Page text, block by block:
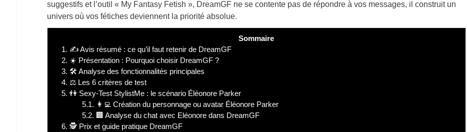
suggestifs et l’outil « My Fantasy Fetish », DreamGF ne se contente pas de répondre à vos messages, il construit un
univers où vos fétiches deviennent la priorité absolue.
Sommaire
1. ✍️ Avis résumé : ce qu’il faut retenir de DreamGF
2. ☀️ Présentation : Pourquoi choisir DreamGF ?
3. 🛠️ Analyse des fonctionnalités principales
4. ⚖️ Les 6 critères de test
5. 👫 Sexy-Test StylistMe : le scénario Éléonore Parker
5.1. 👩‍💻 Création du personnage ou avatar Éléonore Parker
5.2. 🏢 Analyse du chat avec Eléonore dans DreamGF
6. 🕵️ Prix et guide pratique DreamGF